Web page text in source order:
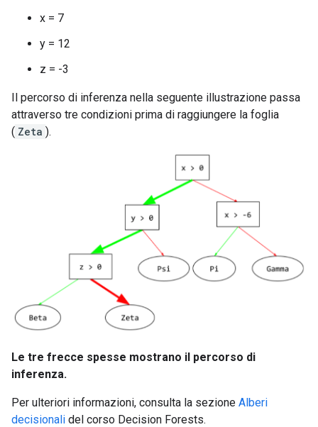
x = 7
y = 12
z = -3
Il percorso di inferenza nella seguente illustrazione passa
attraverso tre condizioni prima di raggiungere la foglia
( Zeta ).
Le tre frecce spesse mostrano il percorso di
inferenza.
Per ulteriori informazioni, consulta la sezione Alberi
decisionali del corso Decision Forests.